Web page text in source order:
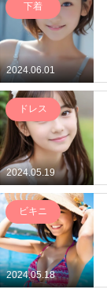
2024.06.01
下着
2024.05.19
ドレス
2024.05.18
ビキニ